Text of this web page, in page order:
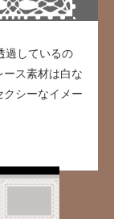
過しているの
ース素材は白な
クシーなイメー